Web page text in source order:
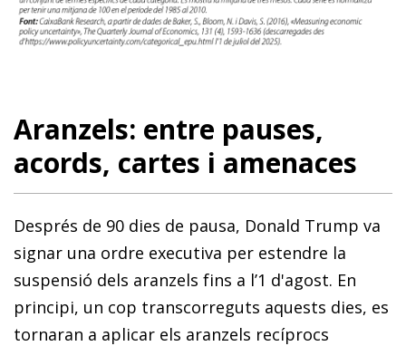
Aranzels: entre pauses,
acords, cartes i amenaces
Després de 90 dies de pausa, Donald Trump va
signar una ordre executiva per estendre la
suspensió dels aranzels fins a l’1 d'agost. En
principi, un cop transcorreguts aquests dies, es
tornaran a aplicar els aranzels recíprocs